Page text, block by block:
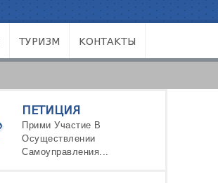
ТУРИЗМ КОНТАКТЫ
ПЕТИЦИЯ
Прими Участие В
Осуществлении
Самоуправления...